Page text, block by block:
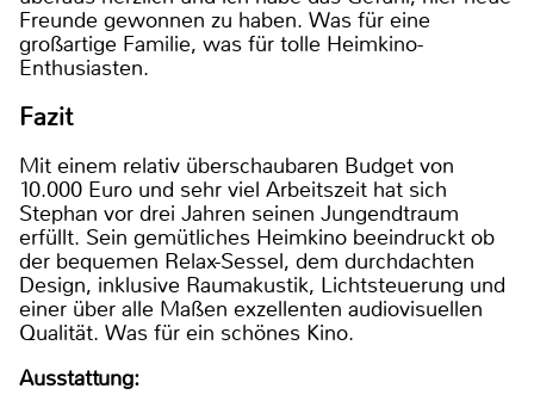
Freunde gewonnen zu haben. Was für eine
großartige Familie, was für tolle Heimkino-
Enthusiasten.
Fazit
Mit einem relativ überschaubaren Budget von
10.000 Euro und sehr viel Arbeitszeit hat sich
Stephan vor drei Jahren seinen Jungendtraum
erfüllt. Sein gemütliches Heimkino beeindruckt ob
der bequemen Relax-Sessel, dem durchdachten
Design, inklusive Raumakustik, Lichtsteuerung und
einer über alle Maßen exzellenten audiovisuellen
Qualität. Was für ein schönes Kino.
Ausstattung: